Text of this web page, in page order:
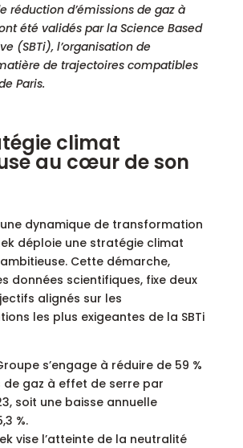
réduction d’émissions de gaz à
été validés par la Science Based
(SBTi), l’organisation de
de trajectoires compatibles
Paris.
climat
au cœur de son
dynamique de transformation
déploie une stratégie climat
Cette démarche,
données scientifiques, fixe deux
alignés sur les
les plus exigeantes de la SBTi
s’engage à réduire de 59 %
de gaz à effet de serre par
soit une baisse annuelle
%.
vise l’atteinte de la neutralité